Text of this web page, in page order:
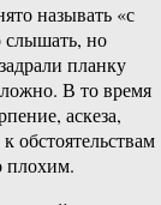
называть «с
слышать, но
планку
В то время
аскеза,
обстоятельствам
плохим.